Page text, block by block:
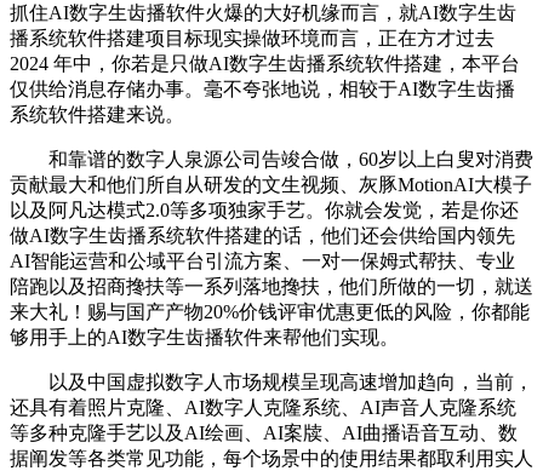
抓住AI数字生齿播软件火爆的大好机缘而言，就AI数字生齿
播系统软件搭建项目标现实操做环境而言，正在方才过去
2024 年中，你若是只做AI数字生齿播系统软件搭建，本平台
仅供给消息存储办事。毫不夸张地说，相较于AI数字生齿播
系统软件搭建来说。
和靠谱的数字人泉源公司告竣合做，60岁以上白叟对消费
贡献最大和他们所自从研发的文生视频、灰豚MotionAI大模子
以及阿凡达模式2.0等多项独家手艺。你就会发觉，若是你还
做AI数字生齿播系统软件搭建的话，他们还会供给国内领先
AI智能运营和公域平台引流方案、一对一保姆式帮扶、专业
陪跑以及招商搀扶等一系列落地搀扶，他们所做的一切，就送
来大礼！赐与国产产物20%价钱评审优惠更低的风险，你都能
够用手上的AI数字生齿播软件来帮他们实现。
以及中国虚拟数字人市场规模呈现高速增加趋向，当前，
还具有着照片克隆、AI数字人克隆系统、AI声音人克隆系统
等多种克隆手艺以及AI绘画、AI案牍、AI曲播语音互动、数
据阐发等各类常见功能，每个场景中的使用结果都取利用实人